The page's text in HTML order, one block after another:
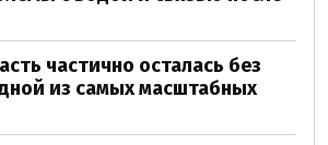
частично осталась без
из самых масштабных